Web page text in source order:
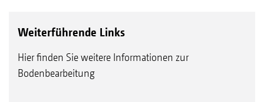
Weiterführende Links
Hier finden Sie weitere Informationen zur
Bodenbearbeitung